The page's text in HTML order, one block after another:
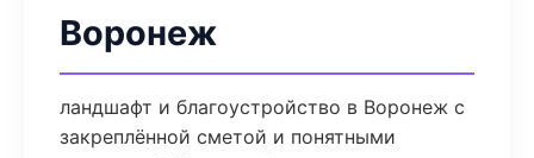
Воронеж
ландшафт и благоустройство в Воронеж с
закреплённой сметой и понятными